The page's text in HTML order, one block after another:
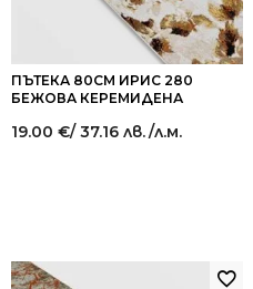
ПЪТЕКА 80СМ ИРИС 280
БЕЖОВА КЕРЕМИДЕНА
19.00 €/ 37.16 лв./л.м.